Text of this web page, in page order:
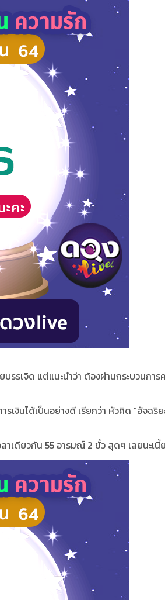
รเจิด แต่แนะนำว่า ต้องผ่านกระบวนการ
งินได้เป็นอย่างดี เรียกว่า หัวคิด "อัจฉริย
าเดียวกัน 55 อารมณ์ 2 ขั้ว สุดๆ เลยนะเนี้